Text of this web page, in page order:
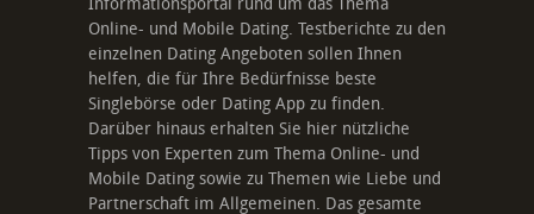
Informationsportal rund um das Thema
Online- und Mobile Dating. Testberichte zu den
einzelnen Dating Angeboten sollen Ihnen
helfen, die für Ihre Bedürfnisse beste
Singlebörse oder Dating App zu finden.
Darüber hinaus erhalten Sie hier nützliche
Tipps von Experten zum Thema Online- und
Mobile Dating sowie zu Themen wie Liebe und
Partnerschaft im Allgemeinen. Das gesamte